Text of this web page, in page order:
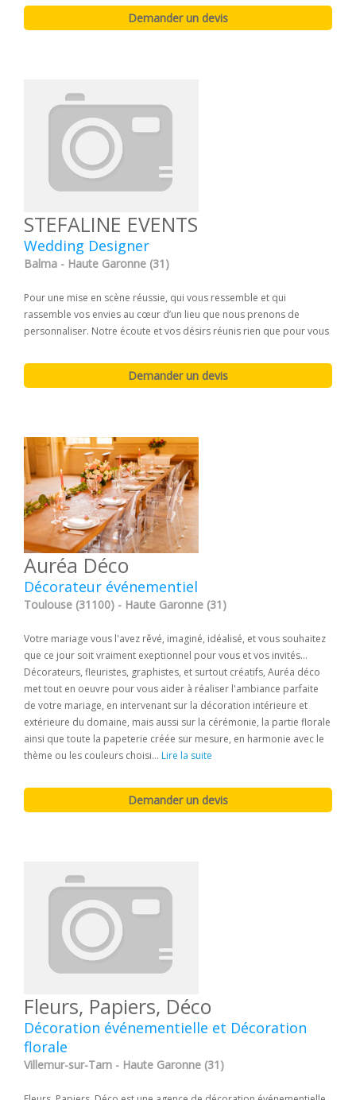
STEFALINE EVENTS
Wedding Designer
Balma - Haute Garonne (31)
Pour une mise en scène réussie, qui vous ressemble et qui
rassemble vos envies au cœur d’un lieu que nous prenons de
personnaliser. Notre écoute et vos désirs réunis rien que pour vous
Auréa Déco
Décorateur événementiel
Toulouse (31100) - Haute Garonne (31)
Votre mariage vous l'avez rêvé, imaginé, idéalisé, et vous souhaitez
que ce jour soit vraiment exeptionnel pour vous et vos invités...
Décorateurs, fleuristes, graphistes, et surtout créatifs, Auréa déco
met tout en oeuvre pour vous aider à réaliser l'ambiance parfaite
de votre mariage, en intervenant sur la décoration intérieure et
extérieure du domaine, mais aussi sur la cérémonie, la partie florale
ainsi que toute la papeterie créée sur mesure, en harmonie avec le
thème ou les couleurs choisi... Lire la suite
Fleurs, Papiers, Déco
Décoration événementielle et Décoration
florale
Villemur-sur-Tarn - Haute Garonne (31)